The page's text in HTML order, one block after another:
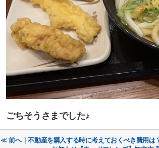
ごちそうさまでした♪
≪ 前へ｜不動産を購入する時に考えておくべき費用は